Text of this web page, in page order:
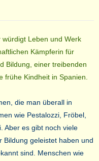
würdigt Leben und Werk
Kämpferin für
Bildung, einer treibenden
frühe Kindheit in Spanien.
die man überall in
wie Pestalozzi, Fröbel,
Aber es gibt noch viele
Bildung geleistet haben und
sind. Menschen wie